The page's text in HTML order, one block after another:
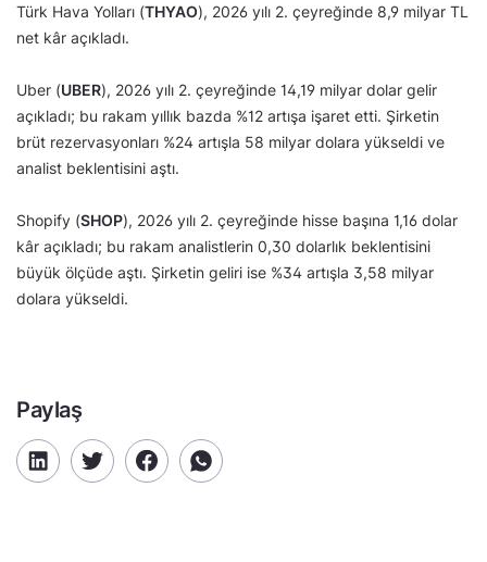
Türk Hava Yolları (THYAO), 2026 yılı 2. çeyreğinde 8,9 milyar TL
net kâr açıkladı.
Uber (UBER), 2026 yılı 2. çeyreğinde 14,19 milyar dolar gelir
açıkladı; bu rakam yıllık bazda %12 artışa işaret etti. Şirketin
brüt rezervasyonları %24 artışla 58 milyar dolara yükseldi ve
analist beklentisini aştı.
Shopify (SHOP), 2026 yılı 2. çeyreğinde hisse başına 1,16 dolar
kâr açıkladı; bu rakam analistlerin 0,30 dolarlık beklentisini
büyük ölçüde aştı. Şirketin geliri ise %34 artışla 3,58 milyar
dolara yükseldi.
Paylaş